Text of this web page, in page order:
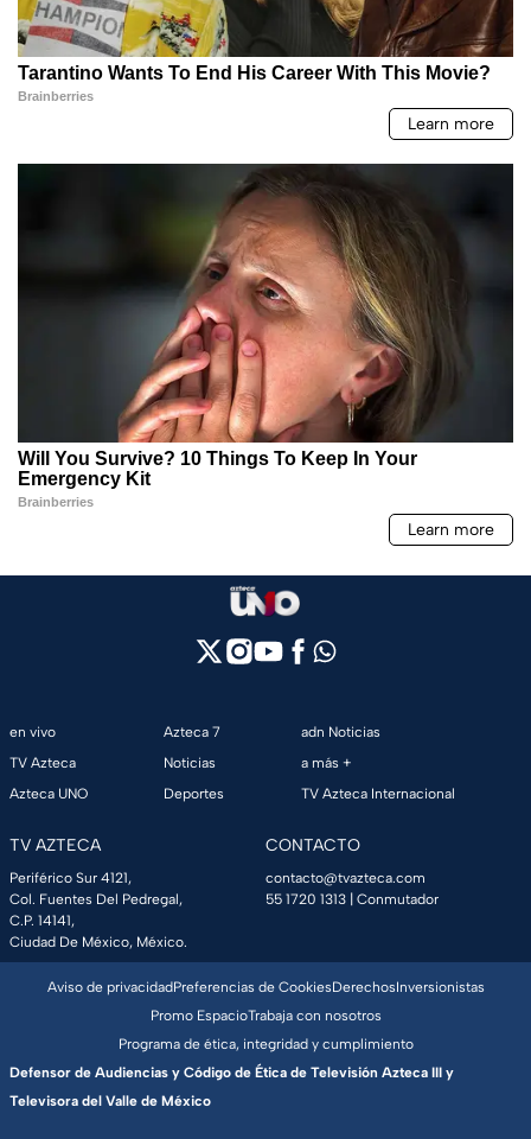
en vivo
TV Azteca
Azteca UNO
Azteca 7
Noticias
Deportes
adn Noticias
a más +
TV Azteca Internacional
TV AZTECA
Periférico Sur 4121,
Col. Fuentes Del Pedregal,
C.P. 14141,
Ciudad De México, México.
CONTACTO
contacto@tvazteca.com
55 1720 1313 | Conmutador
Aviso de privacidadPreferencias de CookiesDerechosInversionistas
Promo EspacioTrabaja con nosotros
Programa de ética, integridad y cumplimiento
Defensor de Audiencias y Código de Ética de Televisión Azteca III y
Televisora del Valle de México